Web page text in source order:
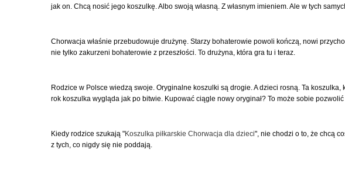
jak on. Chcą nosić jego koszulkę. Albo swoją własną. Z własnym imieniem. Ale w tych
Chorwacja właśnie przebudowuje drużynę. Starzy bohaterowie powoli kończą, nowi
nie tylko zakurzeni bohaterowie z przeszłości. To drużyna, która gra tu i teraz.
Rodzice w Polsce wiedzą swoje. Oryginalne koszulki są drogie. A dzieci rosną. Ta
rok koszulka wygląda jak po bitwie. Kupować ciągle nowy oryginał? To może sobie
Kiedy rodzice szukają "Koszulka piłkarskie Chorwacja dla dzieci", nie chodzi o to, że chcą
z tych, co nigdy się nie poddają.